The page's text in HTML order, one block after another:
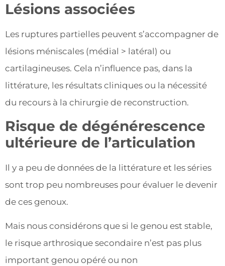
Lésions associées
Les ruptures partielles peuvent s’accompagner de
lésions méniscales (médial > latéral) ou
cartilagineuses. Cela n’influence pas, dans la
littérature, les résultats cliniques ou la nécessité
du recours à la chirurgie de reconstruction.
Risque de dégénérescence
ultérieure de l’articulation
Il y a peu de données de la littérature et les séries
sont trop peu nombreuses pour évaluer le devenir
de ces genoux.
Mais nous considérons que si le genou est stable,
le risque arthrosique secondaire n’est pas plus
important genou opéré ou non